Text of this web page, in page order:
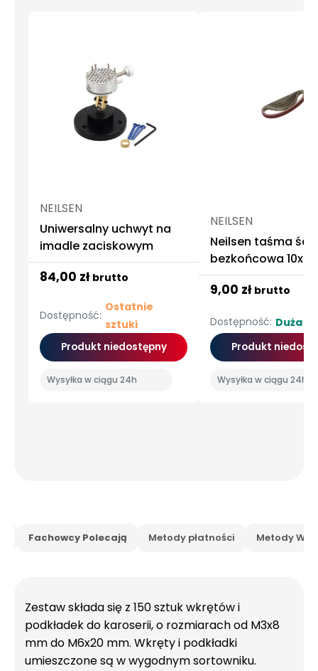
NEILSEN
Uniwersalny uchwyt na
imadle zaciskowym
84,00 zł brutto
Dostępność:
Ostatnie
sztuki
Produkt niedostępny
Wysyłka w ciągu 24h
NEILSEN
Neilsen taśma
bezkońcowa
szt.
9,00 zł brutto
Dostępność: Duża
Produkt
Wysyłka w ciągu 24h
Fachowcy Polecają Metody płatności Metody
Zestaw składa się z 150 sztuk wkrętów i
podkładek do karoserii, o rozmiarach od M3x8
mm do M6x20 mm. Wkręty i podkładki
umieszczone są w wygodnym sortowniku.